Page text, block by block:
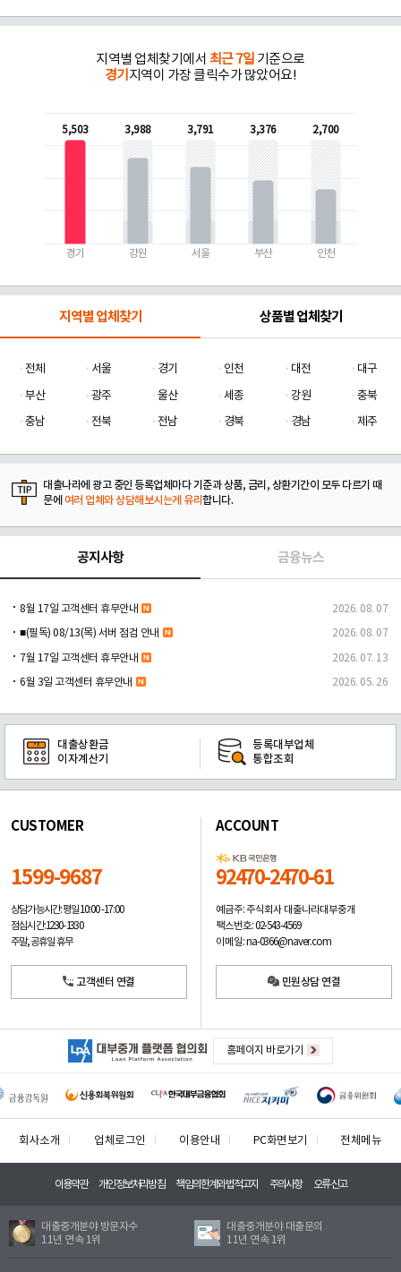
지역별 업체찾기에서 최근 7일 기준으로
경기 지역이 가장 클릭수가 많았어요!
5,503
경기
3,988
강원
3,791
서울
3,376
부산
2,700
인천
지역별 업체찾기 상품별 업체찾기
전체 서울 경기 인천 대전
대구
부산
광주 울산 세종 강원
충북
충남
전북 전남 경북 경남 제주
대출나라에 광고 중인 등록업체마다 기준과 상품, 금리, 상환기간이 모두 다르기 때
문에 여러 업체와 상담해보시는게 유리합니다.
공지사항 금융뉴스
8월 17일 고객센터 휴무안내 2026. 08. 07
■(필독) 08/13(목) 서버 점검 안내 2026. 08. 07
7월 17일 고객센터 휴무안내 2026. 07. 13
6월 3일 고객센터 휴무안내 2026. 05. 26
대출상환금
이자계산기
등록대부업체
통합조회
CUSTOMER
1599-9687
상담가능시간: 평일10:00 -17:00
점심시간: 12:30 - 13:30
주말, 공휴일 휴무
고객센터 연결
ACCOUNT
92470-2470-61
예금주: 주식회사 대출나라대부중개
팩스번호: 02-543-4569
이메일: na-0366@naver.com
민원상담 연결
홈페이지 바로가기
회사소개 업체로그인 이용안내 PC화면보기 전체메뉴
이용약관 개인정보처리방침 책임의한계와법적고지 주의사항 오류신고
대출중개분야 방문자수
11년 연속 1위
대출중개분야 대출문의
11년 연속 1위